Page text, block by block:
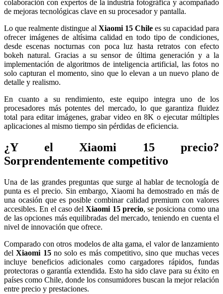
colaboración con expertos de la industria fotográfica y acompañado
de mejoras tecnológicas clave en su procesador y pantalla.
Lo que realmente distingue al Xiaomi 15 Chile es su capacidad para
ofrecer imágenes de altísima calidad en todo tipo de condiciones,
desde escenas nocturnas con poca luz hasta retratos con efecto
bokeh natural. Gracias a su sensor de última generación y a la
implementación de algoritmos de inteligencia artificial, las fotos no
solo capturan el momento, sino que lo elevan a un nuevo plano de
detalle y realismo.
En cuanto a su rendimiento, este equipo integra uno de los
procesadores más potentes del mercado, lo que garantiza fluidez
total para editar imágenes, grabar video en 8K o ejecutar múltiples
aplicaciones al mismo tiempo sin pérdidas de eficiencia.
¿Y el Xiaomi 15 precio?
Sorprendentemente competitivo
Una de las grandes preguntas que surge al hablar de tecnología de
punta es el precio. Sin embargo, Xiaomi ha demostrado en más de
una ocasión que es posible combinar calidad premium con valores
accesibles. En el caso delXiaomi 15 precio, se posiciona como una
de las opciones más equilibradas del mercado, teniendo en cuenta el
nivel de innovación que ofrece.
Comparado con otros modelos de alta gama, el valor de lanzamiento
delXiaomi 15no solo es más competitivo, sino que muchas veces
incluye beneficios adicionales como cargadores rápidos, fundas
protectoras o garantía extendida. Esto ha sido clave para su éxito en
países como Chile, donde los consumidores buscan la mejor relación
entre precio y prestaciones.